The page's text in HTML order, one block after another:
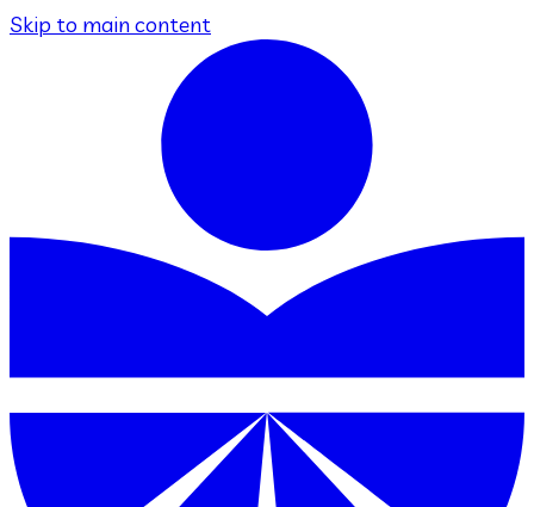
Skip to main content